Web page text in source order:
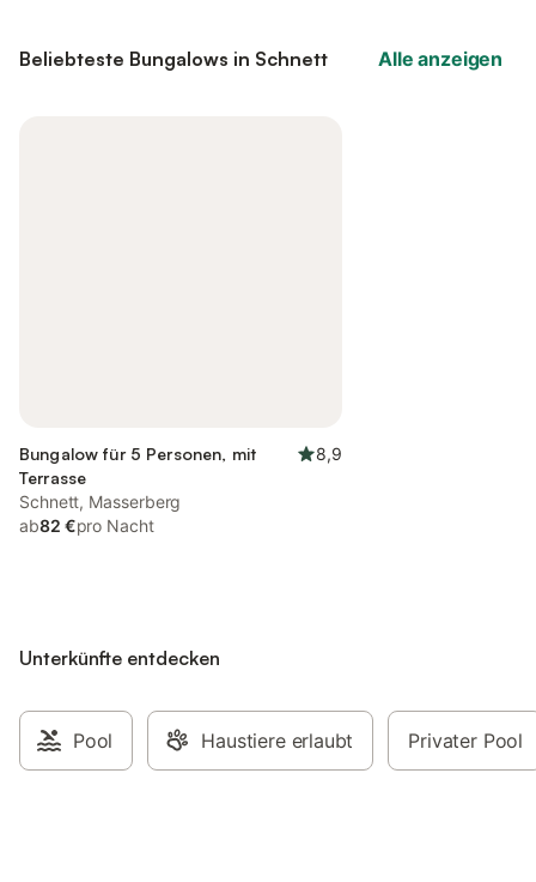
Beliebteste Bungalows in Schnett Alle anzeigen
Bungalow für 5 Personen, mit
Terrasse
8,9
Schnett, Masserberg
ab82 €pro Nacht
Unterkünfte entdecken
Pool Haustiere erlaubt Privater Pool